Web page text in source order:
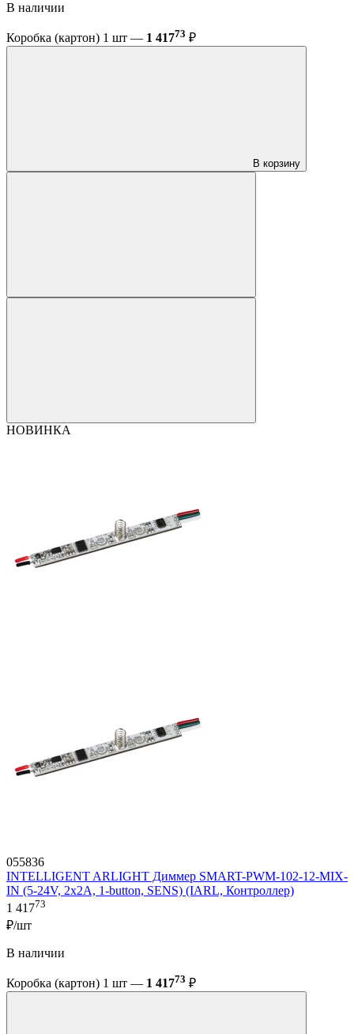
В наличии
Коробка (картон) 1 шт — 1 41773 ₽
В корзину
НОВИНКА
055836
INTELLIGENT ARLIGHT Диммер SMART-PWM-102-12-MIX-
IN (5-24V, 2x2A, 1-button, SENS) (IARL, Контроллер)
1 41773
₽/шт
В наличии
Коробка (картон) 1 шт — 1 41773 ₽